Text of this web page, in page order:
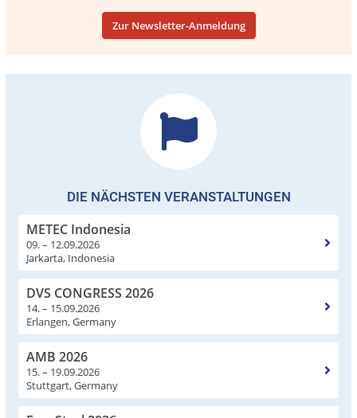
Zur Newsletter-Anmeldung
DIE NÄCHSTEN VERANSTALTUNGEN
METEC Indonesia
09. – 12.09.2026
Jarkarta, Indonesia
DVS CONGRESS 2026
14. – 15.09.2026
Erlangen, Germany
AMB 2026
15. – 19.09.2026
Stuttgart, Germany